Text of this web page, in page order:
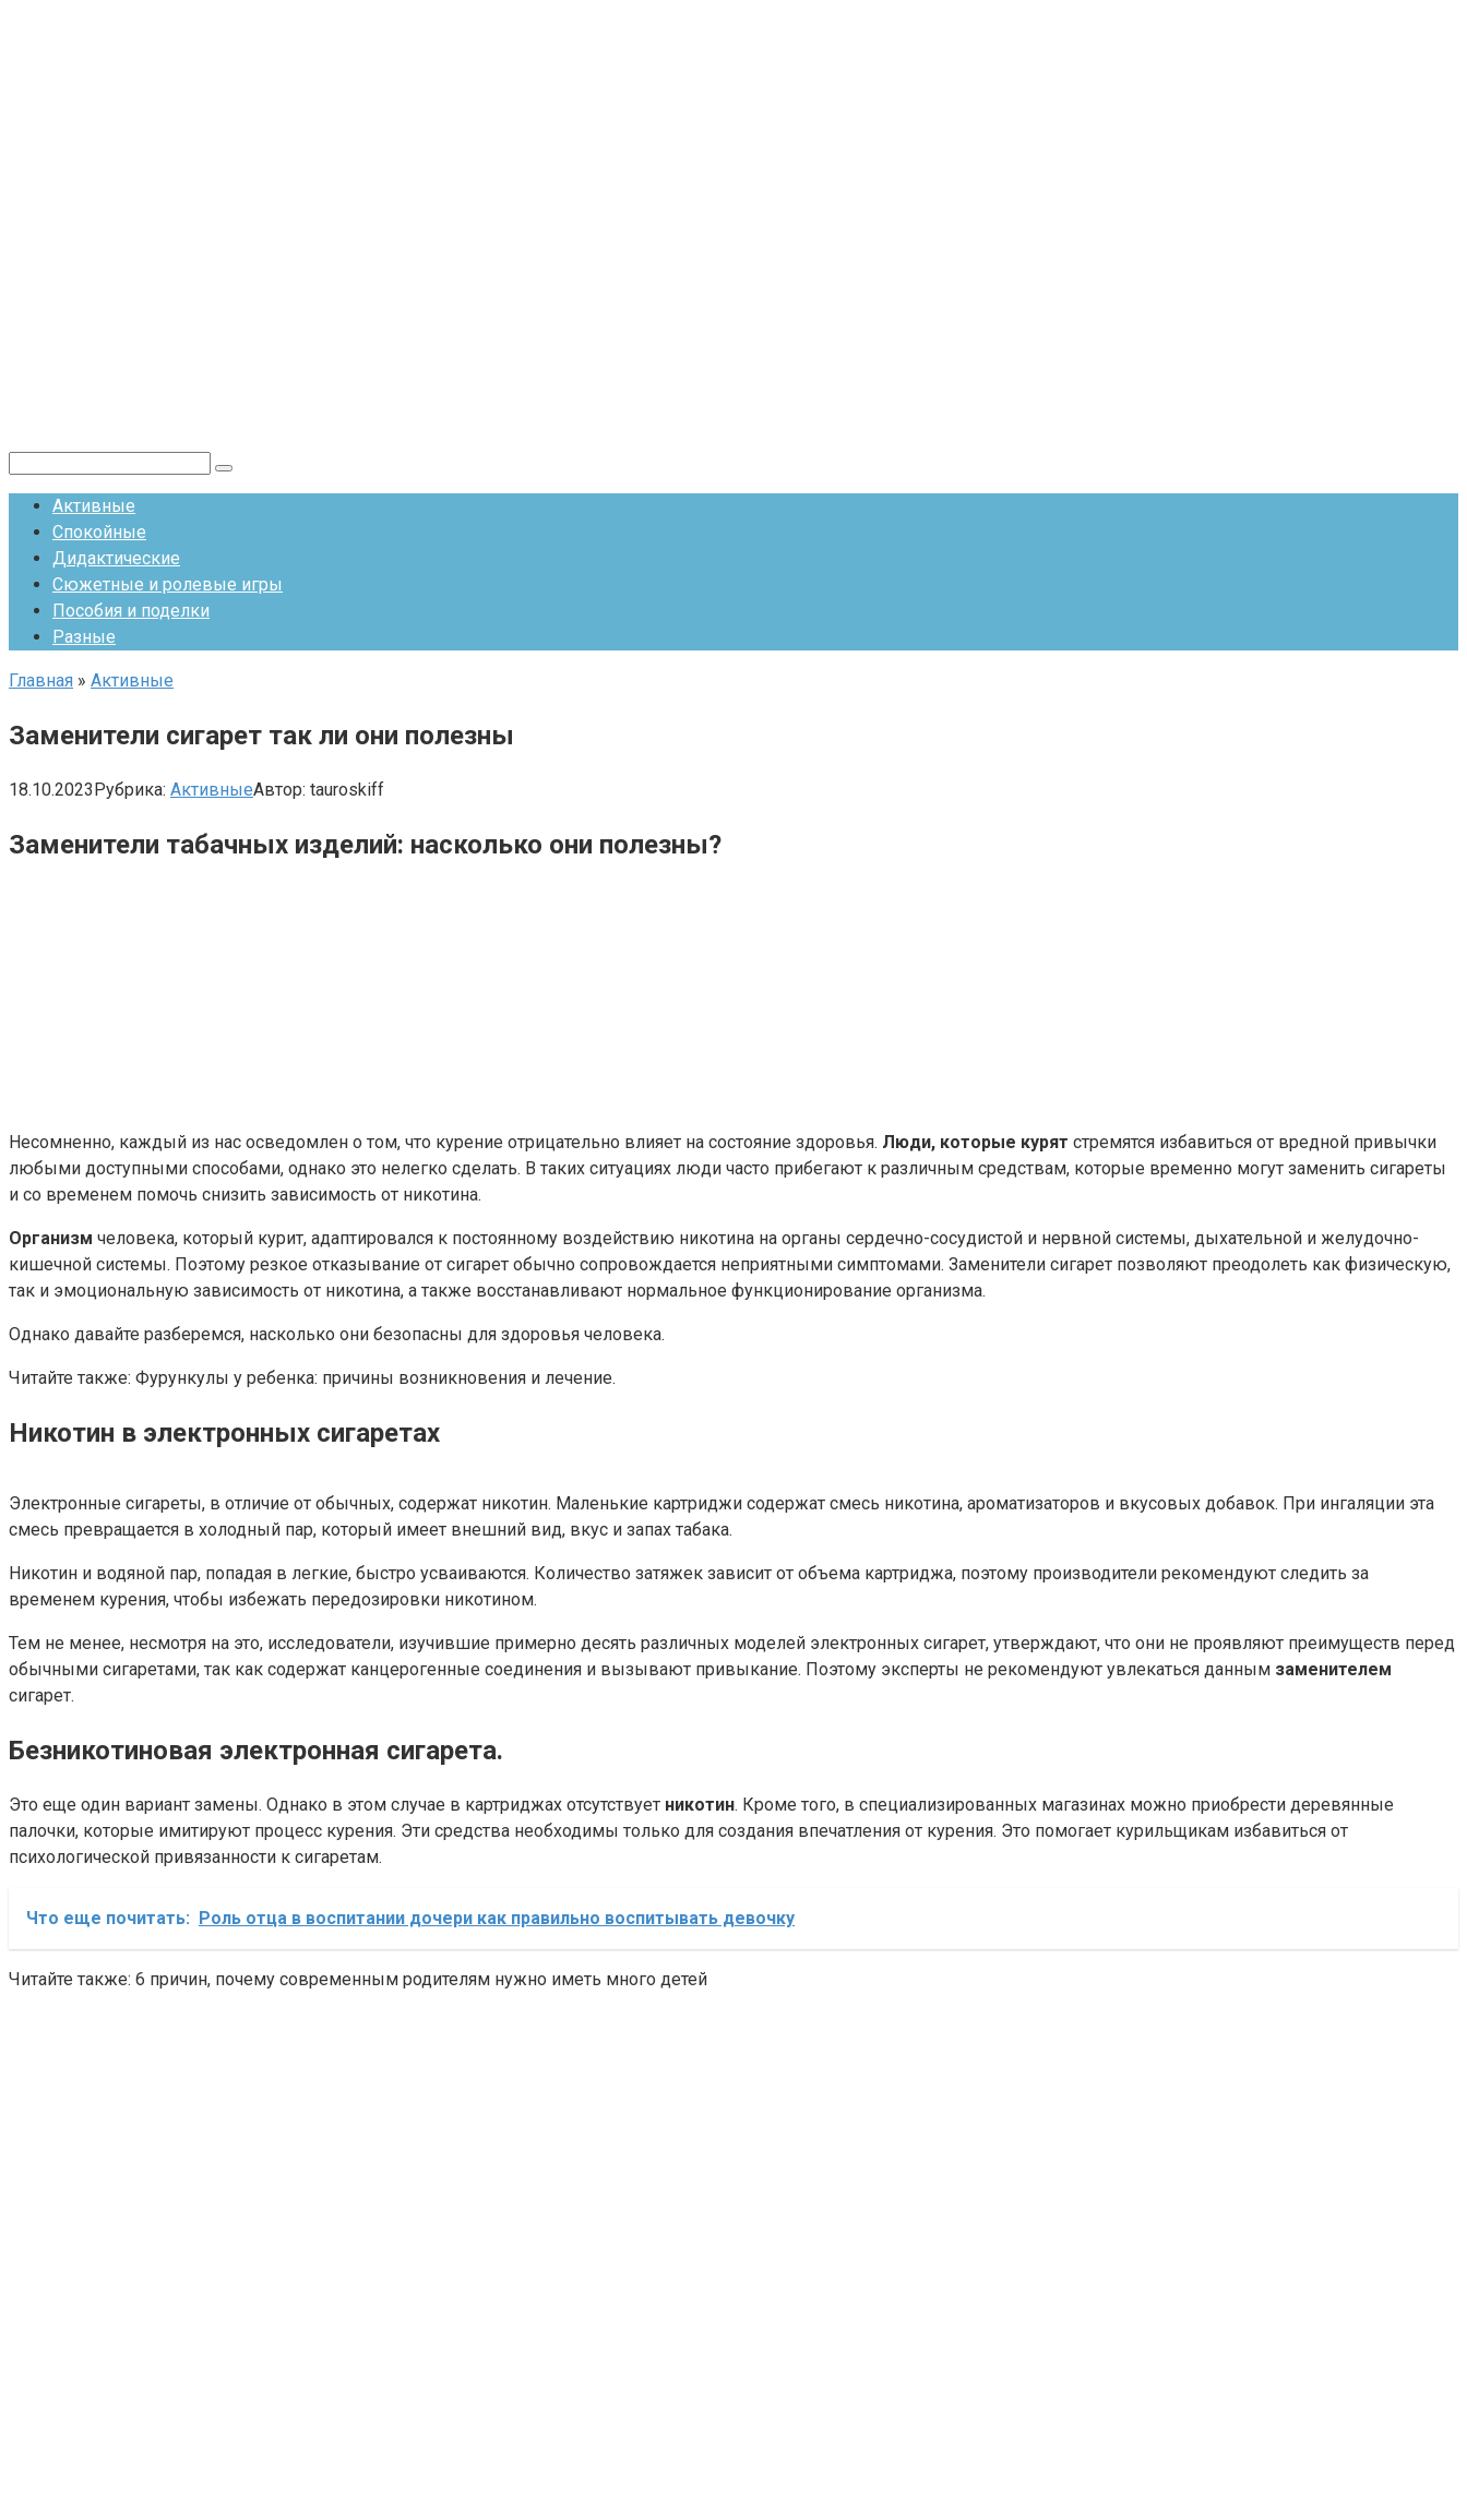
Активные
Спокойные
Дидактические
Сюжетные и ролевые игры
Пособия и поделки
Разные
Главная » Активные
Заменители сигарет так ли они полезны
18.10.2023Рубрика: АктивныеАвтор: tauroskiff
Заменители табачных изделий: насколько они полезны?
Несомненно, каждый из нас осведомлен о том, что курение отрицательно влияет на состояние здоровья. Люди, которые курят стремятся избавиться от вредной привычки
любыми доступными способами, однако это нелегко сделать. В таких ситуациях люди часто прибегают к различным средствам, которые временно могут заменить сигареты
и со временем помочь снизить зависимость от никотина.
Организм человека, который курит, адаптировался к постоянному воздействию никотина на органы сердечно-сосудистой и нервной системы, дыхательной и желудочно-
кишечной системы. Поэтому резкое отказывание от сигарет обычно сопровождается неприятными симптомами. Заменители сигарет позволяют преодолеть как физическую,
так и эмоциональную зависимость от никотина, а также восстанавливают нормальное функционирование организма.
Однако давайте разберемся, насколько они безопасны для здоровья человека.
Читайте также: Фурункулы у ребенка: причины возникновения и лечение.
Никотин в электронных сигаретах
Электронные сигареты, в отличие от обычных, содержат никотин. Маленькие картриджи содержат смесь никотина, ароматизаторов и вкусовых добавок. При ингаляции эта
смесь превращается в холодный пар, который имеет внешний вид, вкус и запах табака.
Никотин и водяной пар, попадая в легкие, быстро усваиваются. Количество затяжек зависит от объема картриджа, поэтому производители рекомендуют следить за
временем курения, чтобы избежать передозировки никотином.
Тем не менее, несмотря на это, исследователи, изучившие примерно десять различных моделей электронных сигарет, утверждают, что они не проявляют преимуществ перед
обычными сигаретами, так как содержат канцерогенные соединения и вызывают привыкание. Поэтому эксперты не рекомендуют увлекаться данным заменителем
сигарет.
Безникотиновая электронная сигарета.
Это еще один вариант замены. Однако в этом случае в картриджах отсутствует никотин. Кроме того, в специализированных магазинах можно приобрести деревянные
палочки, которые имитируют процесс курения. Эти средства необходимы только для создания впечатления от курения. Это помогает курильщикам избавиться от
психологической привязанности к сигаретам.
Что еще почитать: Роль отца в воспитании дочери как правильно воспитывать девочку
Читайте также: 6 причин, почему современным родителям нужно иметь много детей